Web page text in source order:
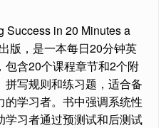
Success in 20 Minutes a
版，是一本每日20分钟英
含20个课程章节和2个附
写规则和练习题，适合备
学习者。书中强调系统性
习者通过预测试和后测试